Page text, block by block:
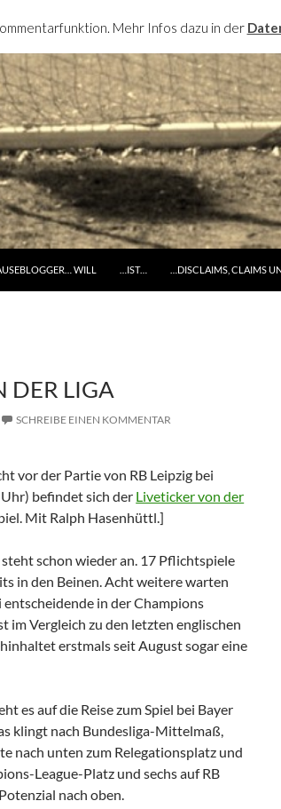
WILL …IST… …DISCLAIMS, CLAIMS
DER LIGA
SCHREIBE EINEN KOMMENTAR
vor der Partie von RB Leipzig bei
befindet sich der Liveticker von der
Mit Ralph Hasenhüttl.]
schon wieder an. 17 Pflichtspiele
in den Beinen. Acht weitere warten
in der Champions
im Vergleich zu den letzten englischen
erstmals seit August sogar eine
es auf die Reise zum Spiel bei Bayer
klingt nach Bundesliga-Mittelmaß,
nach unten zum Relegationsplatz und
League-Platz und sechs auf RB
nach oben.
Mehr Infos dazu in der